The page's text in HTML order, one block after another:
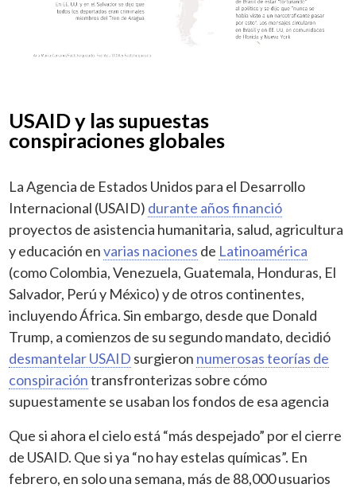
USAID y las supuestas
conspiraciones globales
La Agencia de Estados Unidos para el Desarrollo
Internacional (USAID) durante años financió
proyectos de asistencia humanitaria, salud, agricultura
y educación envarias naciones de Latinoamérica
(como Colombia, Venezuela, Guatemala, Honduras, El
Salvador, Perú y México) y de otros continentes,
incluyendo África. Sin embargo, desde que Donald
Trump, a comienzos de su segundo mandato, decidió
desmantelar USAID surgieron numerosas teorías de
conspiracióntransfronterizas sobre cómo
supuestamente se usaban los fondos de esa agencia
Que si ahora el cielo está “más despejado” por el cierre
de USAID. Que si ya “no hay estelas químicas”. En
febrero, en solo una semana, más de 88,000 usuarios